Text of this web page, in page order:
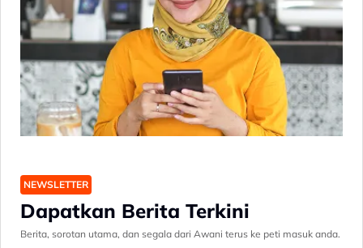
NEWSLETTER
Dapatkan Berita Terkini
Berita, sorotan utama, dan segala dari Awani terus ke peti masuk anda.